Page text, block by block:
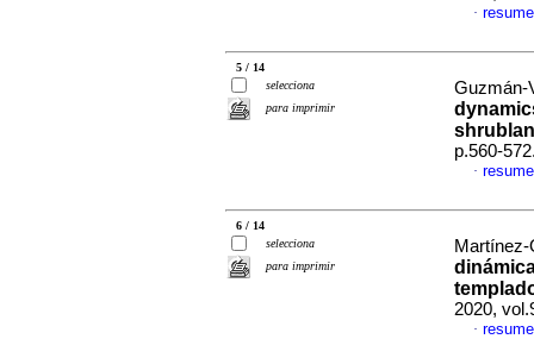
·
5 / 14
selecciona
para imprimir
Guzmán-
p.560-
·
6 / 14
selecciona
para imprimir
2020,
·